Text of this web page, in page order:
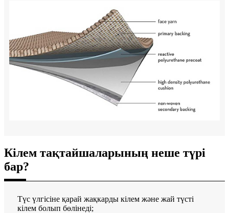
Кілем тақтайшаларының неше түрі
бар?
Түс үлгісіне қарай жақкарды кілем және жай түсті
кілем болып бөлінеді;